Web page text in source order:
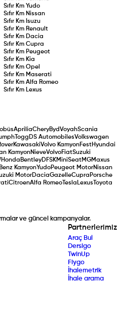
Sıfır Km Yudo
Sıfır Km Nissan
Sıfır Km Isuzu
Sıfır Km Renault
Sıfır Km Dacia
Sıfır Km Cupra
Sıfır Km Peugeot
Sıfır Km Kia
Sıfır Km Opel
Sıfır Km Maserati
Sıfır Km Alfa Romeo
Sıfır Km Lexus
ApriliaCheryBydVoyahScania
Togg DS AutomobilesVolkswagen
KawasakiVolvo KamyonFestHyundai
KamyonNieveVolvoFiatSuzuki
Honda BentleyDFSKMiniSeatMGMaxus
KamyonYudoPeugeot MotorNissan
MotorDaciaGazelleCupra Porsche
CitroenAlfa Romeo Tesla Lexus Toyota
ve güncel kampanyalar.
Partnerlerimiz
Araç Bul
Dersigo
TwinUp
Fiygo
İhalemetrik
İhale arama